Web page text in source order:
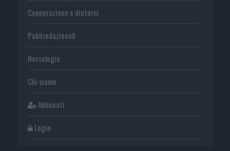
Cooperazione e dintorni
Publiredazionali
Necrologie
Chi siamo
Abbonati
Login